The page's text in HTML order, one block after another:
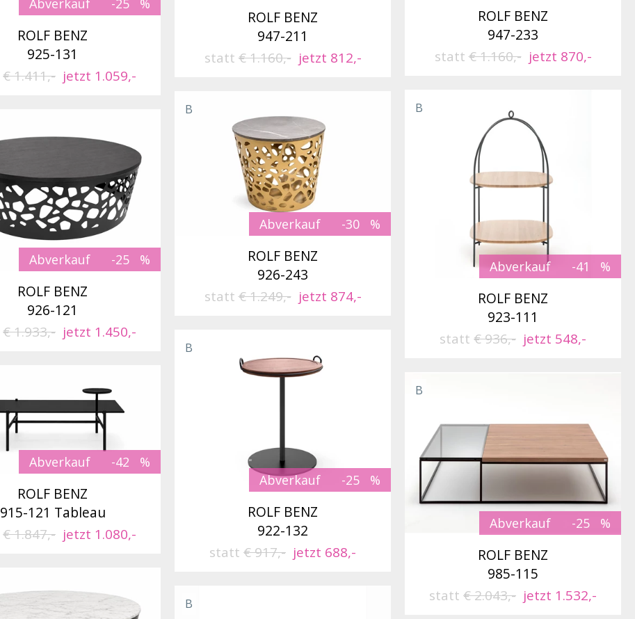
Abverkauf -25
ROLF BENZ
925-131
€ 1.411,- jetzt 1.059,-
ROLF BENZ
947-211
statt€ 1.160,- jetzt 812,-
ROLF BENZ
947-233
statt€ 1.160,- jetzt 870,-
Abverkauf -41
B
ROLF BENZ
923-111
statt € 936,- jetzt 548,-
Abverkauf -30
B
ROLF BENZ
926-243
statt€ 1.249,- jetzt 874,-
Abverkauf -25
ROLF BENZ
926-121
€ 1.933,- jetzt 1.450,-
Abverkauf -25
B
ROLF BENZ
922-132
statt € 917,- jetzt 688,-
Abverkauf -42
ROLF BENZ
915-121 Tableau
€ 1.847,- jetzt 1.080,-
Abverkauf -25
B
ROLF BENZ
985-115
statt € 2.043,- jetzt 1.532,-
B